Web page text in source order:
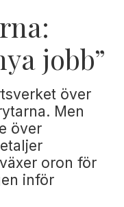
jobb”
över
Men
över
oron för
inför